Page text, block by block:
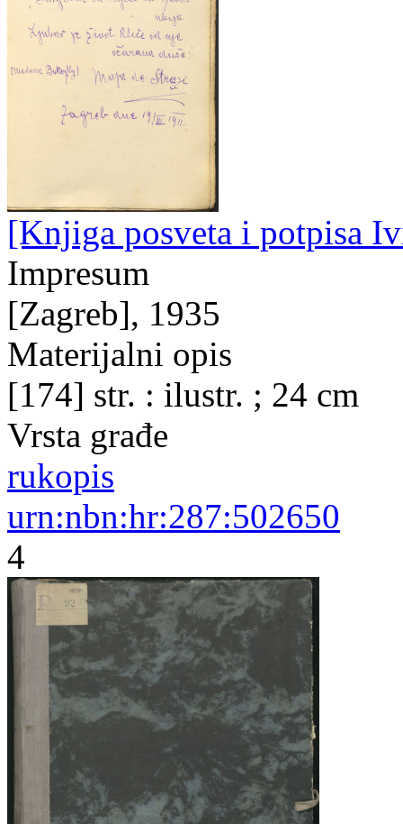
[Knjiga posveta i potpisa
Impresum
[Zagreb], 1935
Materijalni opis
[174] str. : ilustr. ; 24 cm
Vrsta građe
rukopis
urn:nbn:hr:287:502650
4